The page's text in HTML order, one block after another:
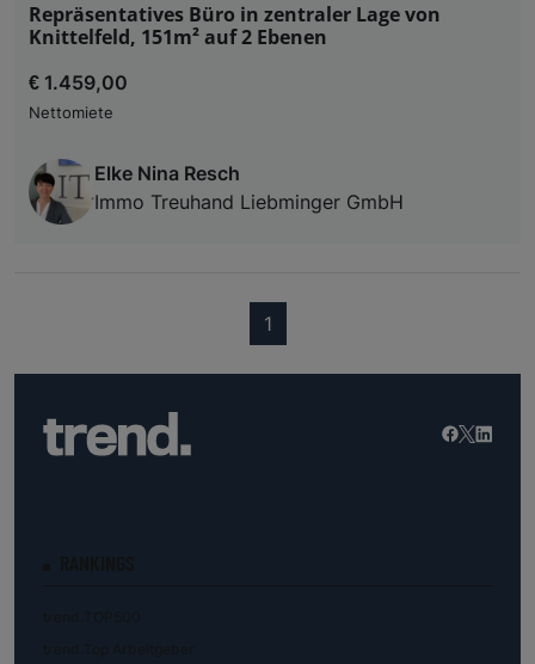
Repräsentatives Büro in zentraler Lage von
Knittelfeld, 151m² auf 2 Ebenen
€ 1.459,00
Nettomiete
Elke Nina Resch
Immo Treuhand Liebminger GmbH
1(current)